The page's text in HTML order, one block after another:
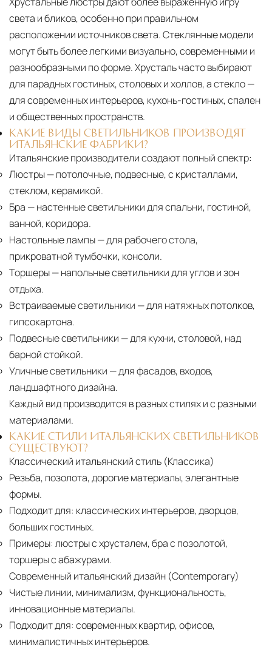
света и бликов, особенно при правильном
расположении источников света. Стеклянные модели
могут быть более легкими визуально, современными и
разнообразными по форме. Хрусталь часто выбирают
для парадных гостиных, столовых и холлов, а стекло —
для современных интерьеров, кухонь-гостиных, спален
и общественных пространств.
КАКИЕ ВИДЫ СВЕТИЛЬНИКОВ ПРОИЗВОДЯТ
ИТАЛЬЯНСКИЕ ФАБРИКИ?
Итальянские производители создают полный спектр:
Люстры— потолочные, подвесные, с кристаллами,
стеклом, керамикой.
Бра — настенные светильники для спальни, гостиной,
ванной, коридора.
Настольные лампы— для рабочего стола,
прикроватной тумбочки, консоли.
Торшеры— напольные светильники для углов и зон
отдыха.
Встраиваемые светильники — для натяжных потолков,
гипсокартона.
Подвесные светильники — для кухни, столовой, над
барной стойкой.
Уличные светильники — для фасадов, входов,
ландшафтного дизайна.
Каждый вид производится в разных стилях и с разными
материалами.
КАКИЕ СТИЛИ ИТАЛЬЯНСКИХ СВЕТИЛЬНИКОВ
СУЩЕСТВУЮТ?
Классический итальянский стиль (Классика)
Резьба, позолота, дорогие материалы, элегантные
формы.
Подходит для: классических интерьеров, дворцов,
больших гостиных.
Примеры: люстры с хрусталем, бра с позолотой,
торшеры с абажурами.
Современный итальянский дизайн (Contemporary)
Чистые линии, минимализм, функциональность,
инновационные материалы.
Подходит для: современных квартир, офисов,
минималистичных интерьеров.